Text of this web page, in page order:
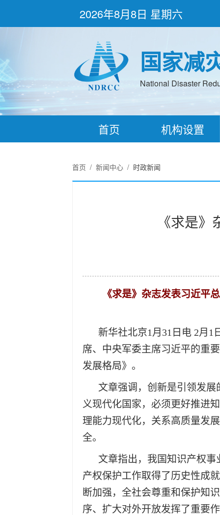
2026年8月8日 星期六
国家减
National Disaster
首页 机构设置
首页 / 新闻中心/ 时政新闻
《求是
《求是》杂志发表习近平
新华社北京1月31日电 2月
席、中央军委主席习近平的重
发展格局》 。
文章强调，创新是引领发
义现代化国家，必须更好推进
理能力现代化，关系高质量发
全。
文章指出，我国知识产权
产权保护工作取得了历史性成
断加强，全社会尊重和保护知
序、扩大对外开放发挥了重要